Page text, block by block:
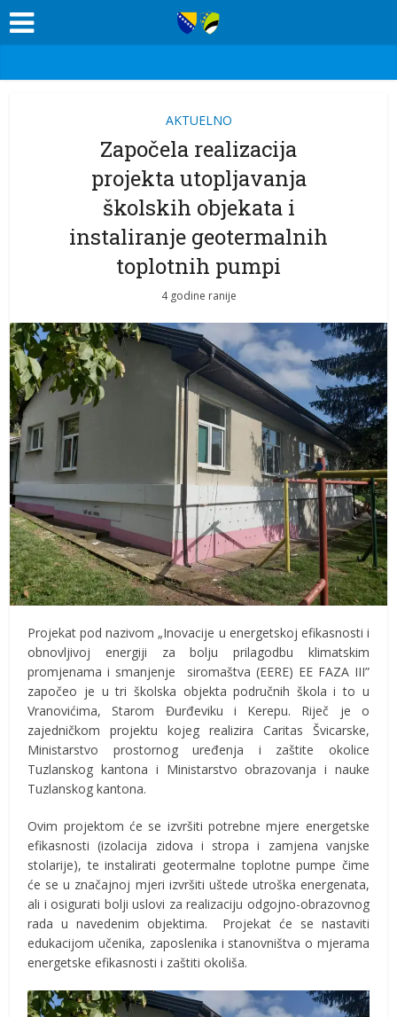
AKTUELNO
Započela realizacija
projekta utopljavanja
školskih objekata i
instaliranje geotermalnih
toplotnih pumpi
4 godine ranije
Projekat pod nazivom „Inovacije u energetskoj efikasnosti i
obnovljivoj energiji za bolju prilagodbu klimatskim
promjenama i smanjenje siromaštva (EERE) EE FAZA III”
započeo je u tri školska objekta područnih škola i to u
Vranovićima, Starom Đurđeviku i Kerepu. Riječ je o
zajedničkom projektu kojeg realizira Caritas Švicarske,
Ministarstvo prostornog uređenja i zaštite okolice
Tuzlanskog kantona i Ministarstvo obrazovanja i nauke
Tuzlanskog kantona.
Ovim projektom će se izvršiti potrebne mjere energetske
efikasnosti (izolacija zidova i stropa i zamjena vanjske
stolarije), te instalirati geotermalne toplotne pumpe čime
će se u značajnoj mjeri izvršiti uštede utroška energenata,
ali i osigurati bolji uslovi za realizaciju odgojno-obrazovnog
rada u navedenim objektima. Projekat će se nastaviti
edukacijom učenika, zaposlenika i stanovništva o mjerama
energetske efikasnosti i zaštiti okoliša.